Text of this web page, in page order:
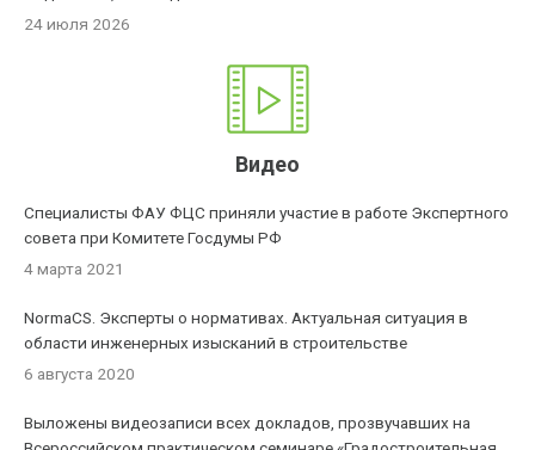
24 июля 2026
Видео
Специалисты ФАУ ФЦС приняли участие в работе Экспертного
совета при Комитете Госдумы РФ
4 марта 2021
NormaCS. Эксперты о нормативах. Актуальная ситуация в
области инженерных изысканий в строительстве
6 августа 2020
Выложены видеозаписи всех докладов, прозвучавших на